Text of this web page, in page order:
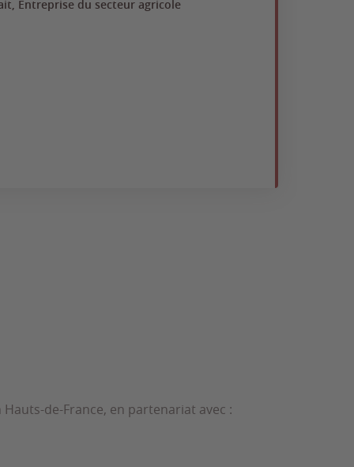
Entreprise du secteur agricole
de-France, en partenariat avec :